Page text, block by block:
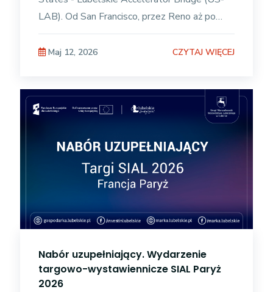
LAB). Od San Francisco, przez Reno aż po
Chicago, przedstawiciele sektora MŚP
przechodzą
Maj 12, 2026 CZYTAJ WIĘCEJ
Nabór uzupełniający. Wydarzenie
targowo-wystawiennicze SIAL Paryż
2026